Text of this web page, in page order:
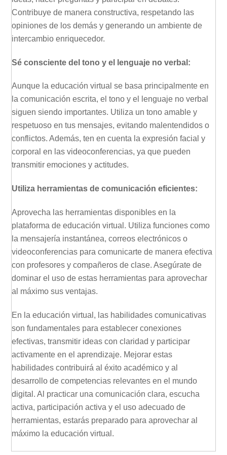
Contribuye de manera constructiva, respetando las
opiniones de los demás y generando un ambiente de
intercambio enriquecedor.
Sé consciente del tono y el lenguaje no verbal:
Aunque la educación virtual se basa principalmente en
la comunicación escrita, el tono y el lenguaje no verbal
siguen siendo importantes. Utiliza un tono amable y
respetuoso en tus mensajes, evitando malentendidos o
conflictos. Además, ten en cuenta la expresión facial y
corporal en las videoconferencias, ya que pueden
transmitir emociones y actitudes.
Utiliza herramientas de comunicación eficientes:
Aprovecha las herramientas disponibles en la
plataforma de educación virtual. Utiliza funciones como
la mensajería instantánea, correos electrónicos o
videoconferencias para comunicarte de manera efectiva
con profesores y compañeros de clase. Asegúrate de
dominar el uso de estas herramientas para aprovechar
al máximo sus ventajas.
En la educación virtual, las habilidades comunicativas
son fundamentales para establecer conexiones
efectivas, transmitir ideas con claridad y participar
activamente en el aprendizaje. Mejorar estas
habilidades contribuirá al éxito académico y al
desarrollo de competencias relevantes en el mundo
digital. Al practicar una comunicación clara, escucha
activa, participación activa y el uso adecuado de
herramientas, estarás preparado para aprovechar al
máximo la educación virtual.